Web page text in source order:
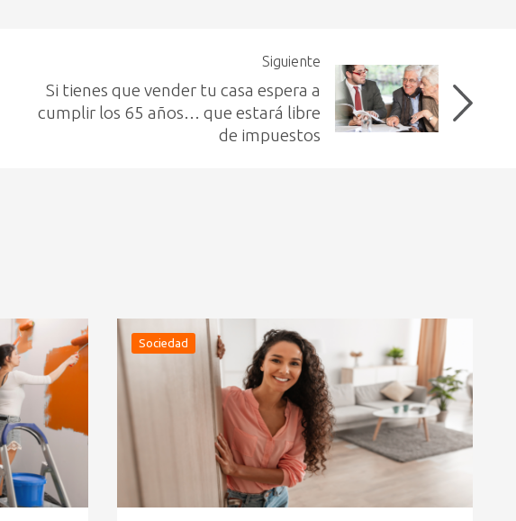
Siguiente
Si tienes que vender tu casa espera a
cumplir los 65 años… que estará libre
de impuestos
Sociedad